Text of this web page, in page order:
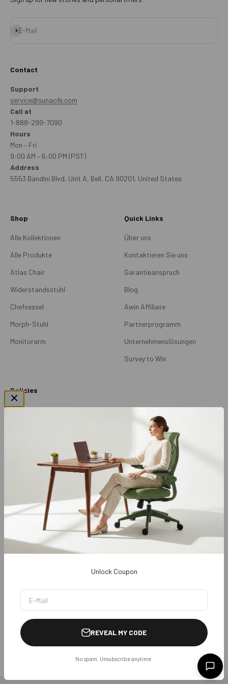
Unlock Coupon
REVEAL MY CODE
No spam. Unsubscribe anytime.
E-Mail
Abonnieren
Contact
Support
service@sunaofe.com
Call at
1-888-299-7090
Hours
Mon – Fri
9:00 AM – 6:00 PM (PST)
Address
5553 Bandini Blvd, Unit A, Bell, CA 90201, United States
Shop
Alle Kollektionen
Alle Produkte
Atlas Chair
Widerstandsstuhl
Chefsessel
Morph-Stuhl
Monitorarm
Quick Links
Über uns
Kontaktieren Sie uns
Garantieanspruch
Blog
Awin Affiliate
Partnerprogramm
Unternehmenslösungen
Survey to Win
Policies
Versandrichtlinien
Vorbestellungsrichtlinie
kundenspezifische Produkte
Zahlungsrichtlinien
Datenschutzrichtlinie
Allgemeine
Geschäftsbedingungen
© 2026, Sunaofe.